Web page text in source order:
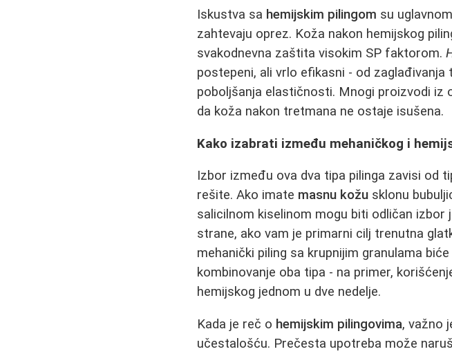
Iskustva sa hemijskim pilingom su
zahtevaju oprez. Koža nakon hemijskog
svakodnevna zaštita visokim SP faktorom.
postepeni, ali vrlo efikasni - od
poboljšanja elastičnosti. Mnogi proizvodi iz
da koža nakon tretmana ne ostaje isušena.
Kako izabrati između mehaničkog i
Izbor između ova dva tipa pilinga zavisi od
rešite. Ako imate masnu kožu sklonu
salicilnom kiselinom mogu biti odličan
strane, ako vam je primarni cilj trenutna
mehanički piling sa krupnijim granulama
kombinovanje oba tipa - na primer,
hemijskog jednom u dve nedelje.
Kada je reč o hemijskim pilingovima, važno
učestalošću. Prečesta upotreba može